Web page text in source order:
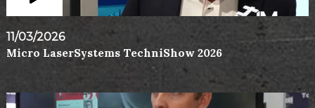
11/03/2026
Micro LaserSystems TechniShow 2026